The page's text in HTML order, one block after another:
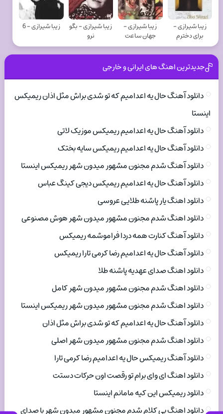
زیبا شیرازی -
برای دخترم
زیبا شیرازی -
جهان ساعت
زیبا شیرازی - بگو
نرو
زیبا شیرازی - 6
جدیدترین اهنگ های ایرانی و خارجی
دانلود آهنگ حال یه اعدامیم که تو شدی براش مثل اذان ریمیکس
اینستا
دانلود آهنگ حال یه اعدامیم ریمیکس موزیک لاتی
دانلود آهنگ حال یه اعدامیم ریمیکس سایه بختک
دانلود آهنگ شدم مجنون مشهور میدون شهر ریمیکس اینستا
دانلود آهنگ حال یه اعدامیم ریمیکس دیجی کینگ عباس
دانلود اهنگ یار پاشنه طلایی عروسی
دانلود اهنگ شدم مجنون مشهور میدون شهر هوش مصنوعی
دانلود آهنگ کنارت همه دردا فراموشمه ریمیکس
دانلود آهنگ حال یه اعدامیم رضا کرمی تارا ریمیکس
دانلود اهنگ صدای عهدیه پاشنه طلا
دانلود اهنگ شدم مجنون مشهور میدون شهر کامل
دانلود اهنگ شدم مجنون مشهور میدون شهر ریمیکس اینستا
دانلود آهنگ حال یه اعدامیم که تو شدی براش مثل اذان
دانلود اهنگ شدم مجنون مشهور میدون شهر اصلی
دانلود آهنگ ریمیکس حال یه اعدامیم رضا کرمی تارا
دانلود اهنگ ای وای برام تو رقصت اون حرکات دستت
دانلود ریمیکس این کیه مامانم اینستا
دانلود اهنگ بی کلام شدم مجنون مشهور میدون شهر با صدای